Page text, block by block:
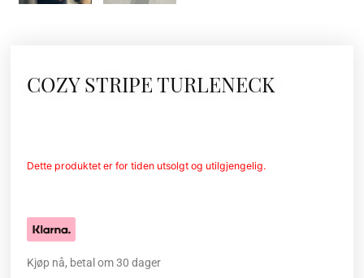
COZY STRIPE TURLENECK
Dette produktet er for tiden utsolgt og utilgjengelig.
Kjøp nå, betal om 30 dager